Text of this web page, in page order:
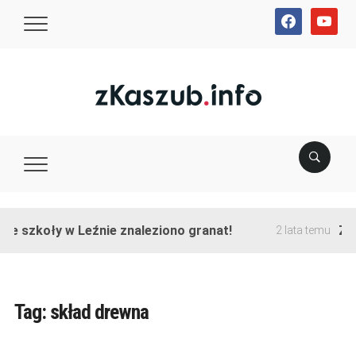
facebookyoutube
szkoły w Leźnie znaleziono granat! 2 lata temu
Tag: skład drewna